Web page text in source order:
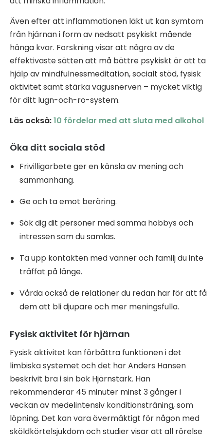
Även efter att inflammationen läkt ut kan symtom
från hjärnan i form av nedsatt psykiskt mående
hänga kvar. Forskning visar att några av de
effektivaste sätten att må bättre psykiskt är att ta
hjälp av mindfulnessmeditation, socialt stöd, fysisk
aktivitet samt stärka vagusnerven – mycket viktig
för ditt lugn-och-ro-system.
Läs också:10 fördelar med att sluta med alkohol
Öka ditt sociala stöd
Frivilligarbete ger en känsla av mening och
sammanhang.
Ge och ta emot beröring.
Sök dig dit personer med samma hobbys och
intressen som du samlas.
Ta upp kontakten med vänner och familj du inte
träffat på länge.
Vårda också de relationer du redan har för att få
dem att bli djupare och mer meningsfulla.
Fysisk aktivitet för hjärnan
Fysisk aktivitet kan förbättra funktionen i det
limbiska systemet och det har Anders Hansen
beskrivit bra i sin bok Hjärnstark. Han
rekommenderar 45 minuter minst 3 gånger i
veckan av medelintensiv konditionsträning, som
löpning. Det kan vara övermäktigt för någon med
sköldkörtelsjukdom och studier visar att all rörelse